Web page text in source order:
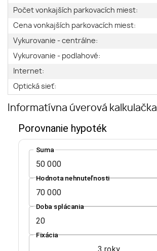
Počet vonkajších parkovacích miest:
Cena vonkajších parkovacích miest:
Vykurovanie - centrálne:
Vykurovanie - podlahové:
Internet:
Optická sieť:
Informatívna úverová kalkulačka